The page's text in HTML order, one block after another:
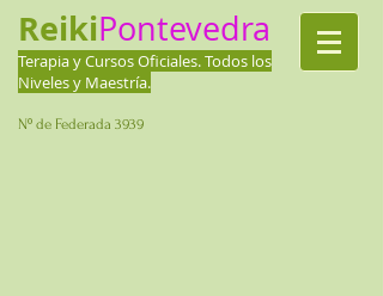
ReikiPontevedra
Terapia y Cursos Oficiales.Todos los
Niveles y Maestría.
Nº de Federada 3939